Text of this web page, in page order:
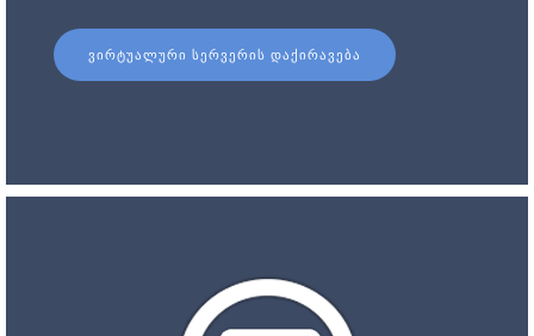
ᲕᲘᲠᲢᲣᲐᲚᲣᲠᲘ ᲡᲔᲠᲕᲔᲠᲘᲡ ᲓᲐᲥᲘᲠᲐᲕᲔᲑᲐ